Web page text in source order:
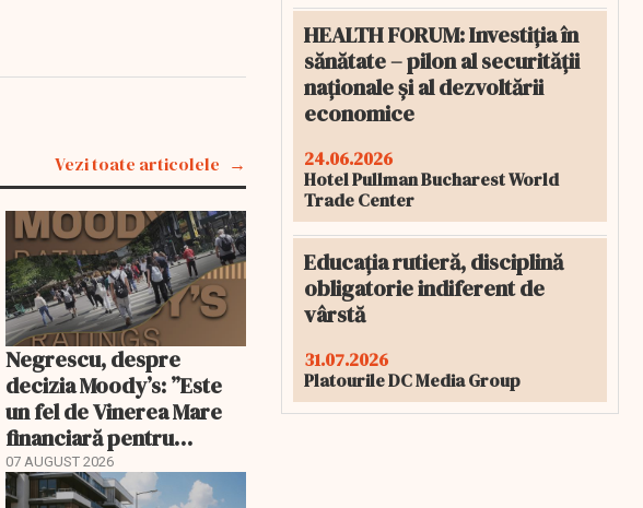
Vezi toate articolele
Negrescu, despre
decizia Moody’s: ”Este
un fel de Vinerea Mare
financiară pentru
România”. Miza nu se
încheie în această seară
07 AUGUST 2026
HEALTH FORUM: Investiția în
sănătate – pilon al securității
naționale și al dezvoltării
economice
24.06.2026
Hotel Pullman Bucharest World
Trade Center
Educația rutieră, disciplină
obligatorie indiferent de
vârstă
31.07.2026
Platourile DC Media Group